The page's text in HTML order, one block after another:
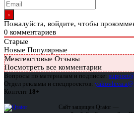
Пожалуйста, войдите, чтобы
0 комментариев
Старые
Новые Популярные
Межтекстовые Отзывы
Посмотреть все комментарии
Вопросы по материалам и подписке:
Отдел рекламы и спецпроектов:
Контент 18+
Сайт защищен Qrator —